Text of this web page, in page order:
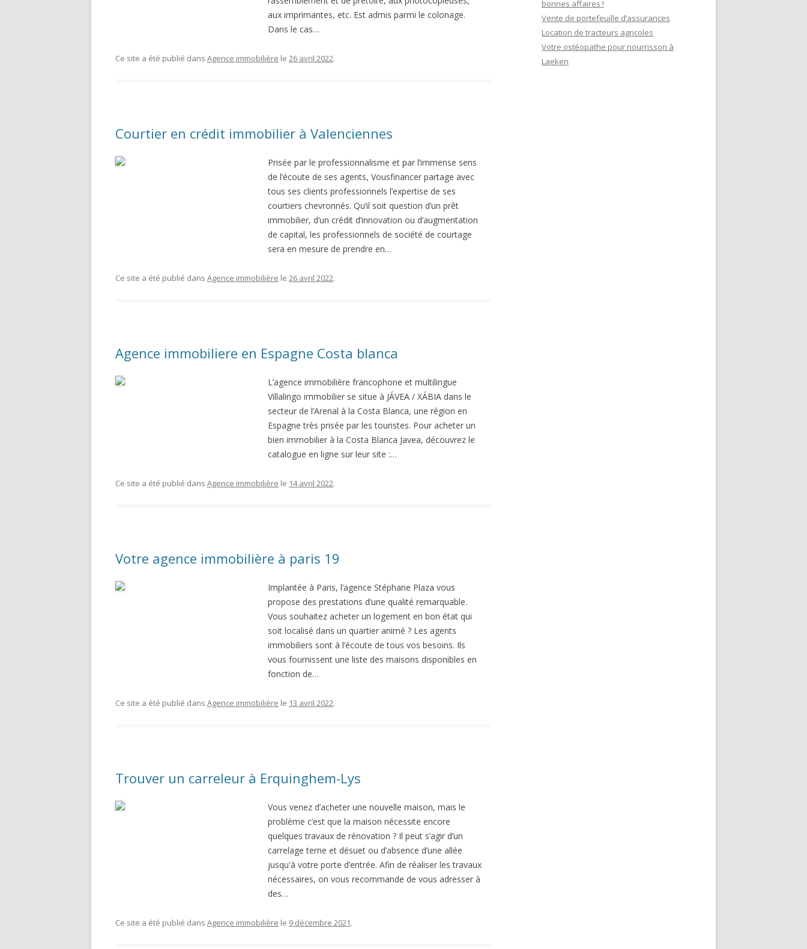
aux imprimantes, etc. Est admis parmi le colonage.
Dans le cas…
Ce site a été publié dans Agence immobilière le 26 avril 2022.
Courtier en crédit immobilier à Valenciennes
Prisée par le professionnalisme et par l’immense sens
de l’écoute de ses agents, Vousfinancer partage avec
tous ses clients professionnels l’expertise de ses
courtiers chevronnés. Qu’il soit question d’un prêt
immobilier, d’un crédit d’innovation ou d’augmentation
de capital, les professionnels de société de courtage
sera en mesure de prendre en…
Ce site a été publié dans Agence immobilière le 26 avril 2022.
Agence immobiliere en Espagne Costa blanca
L’agence immobilière francophone et multilingue
Villalingo immobilier se situe à JÁVEA / XÁBIA dans le
secteur de l’Arenal à la Costa Blanca, une région en
Espagne très prisée par les touristes. Pour acheter un
bien immobilier à la Costa Blanca Javea, découvrez le
catalogue en ligne sur leur site :…
Ce site a été publié dans Agence immobilière le 14 avril 2022.
Votre agence immobilière à paris 19
Implantée à Paris, l’agence Stéphane Plaza vous
propose des prestations d’une qualité remarquable.
Vous souhaitez acheter un logement en bon état qui
soit localisé dans un quartier animé ? Les agents
immobiliers sont à l’écoute de tous vos besoins. Ils
vous fournissent une liste des maisons disponibles en
fonction de…
Ce site a été publié dans Agence immobilière le 13 avril 2022.
Trouver un carreleur à Erquinghem-Lys
Vous venez d’acheter une nouvelle maison, mais le
problème c’est que la maison nécessite encore
quelques travaux de rénovation ? Il peut s’agir d’un
carrelage terne et désuet ou d’absence d’une allée
jusqu'à votre porte d’entrée. Afin de réaliser les travaux
nécessaires, on vous recommande de vous adresser à
des…
Ce site a été publié dans Agence immobilière le 9 décembre 2021.
bonnes affaires !
Vente de portefeuille d’assurances
Location de tracteurs agricoles
Votre ostéopathe pour nourrisson à
Laeken